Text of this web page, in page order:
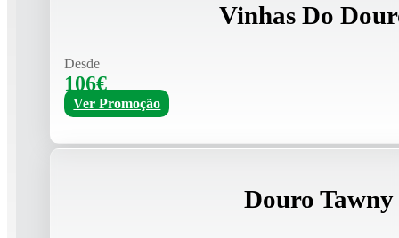
Vinhas Do
Desde
106€
Ver Promoção
Douro